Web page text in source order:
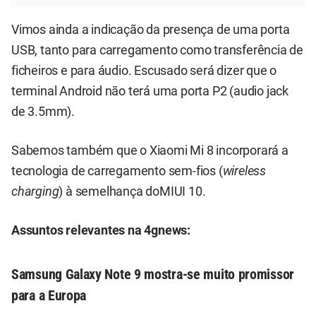
Vimos ainda a indicação da presença de uma porta
USB, tanto para carregamento como transferência de
ficheiros e para áudio. Escusado será dizer que o
terminal Android não terá uma porta P2 (audio jack
de 3.5mm).
Sabemos também que o Xiaomi Mi 8 incorporará a
tecnologia de carregamento sem-fios (wireless
charging) à semelhança doMIUI 10.
Assuntos relevantes na 4gnews:
Samsung Galaxy Note 9 mostra-se muito promissor
para a Europa